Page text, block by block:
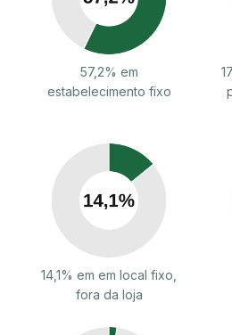
57,2% em
estabelecimento fixo
14,1% em em local fixo,
fora da loja